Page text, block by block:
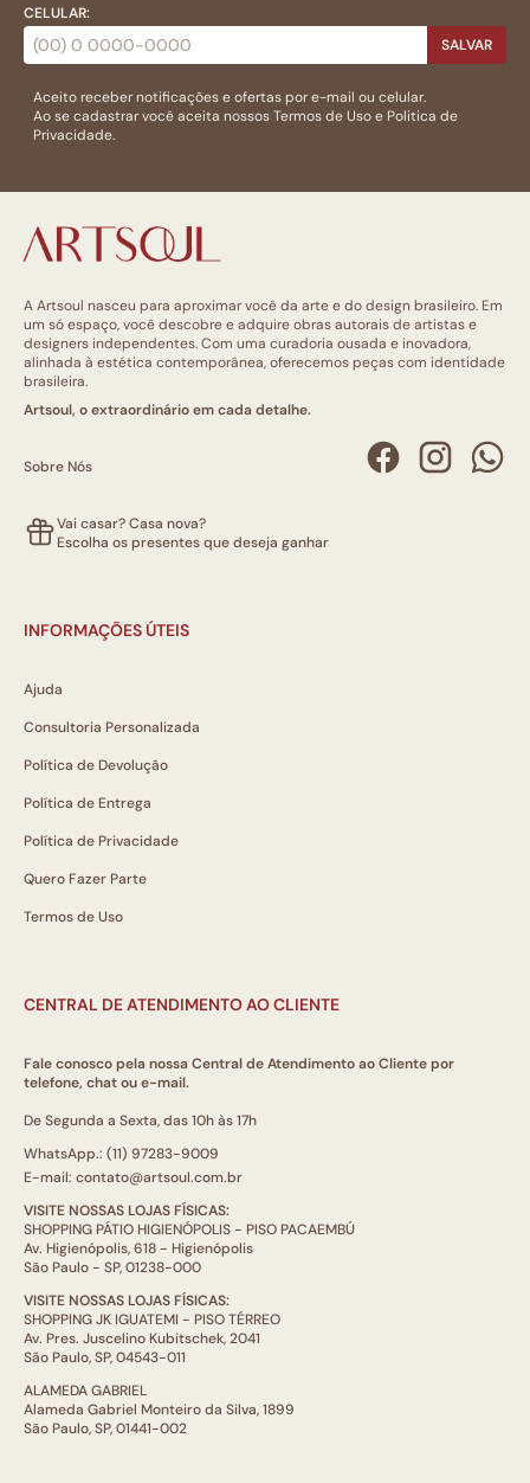
CELULAR:
SALVAR
Aceito receber notificações e ofertas por e-mail ou celular.
Ao se cadastrar você aceita nossosTermos de Usoe Politica de
Privacidade.
A Artsoul nasceu para aproximar você da arte e do design brasileiro. Em
um só espaço, você descobre e adquire obras autorais de artistas e
designers independentes. Com uma curadoria ousada e inovadora,
alinhada à estética contemporânea, oferecemos peças com identidade
brasileira.
Artsoul, o extraordinário em cada detalhe.
Sobre Nós
Vai casar? Casa nova?
Escolha os presentes que deseja ganhar
INFORMAÇÕES ÚTEIS
Ajuda
Consultoria Personalizada
Política de Devolução
Política de Entrega
Política de Privacidade
Quero Fazer Parte
Termos de Uso
CENTRAL DE ATENDIMENTO AO CLIENTE
Fale conosco pela nossa Central de Atendimento ao Cliente por
telefone, chat ou e-mail.
De Segunda a Sexta, das 10h às 17h
WhatsApp.: (11) 97283-9009
E-mail: contato@artsoul.com.br
VISITE NOSSAS LOJAS FÍSICAS:
SHOPPING PÁTIO HIGIENÓPOLIS - PISO PACAEMBÚ
Av. Higienópolis, 618 - Higienópolis
São Paulo - SP, 01238-000
VISITE NOSSAS LOJAS FÍSICAS:
SHOPPING JK IGUATEMI - PISO TÉRREO
Av. Pres. Juscelino Kubitschek, 2041
São Paulo, SP, 04543-011
ALAMEDA GABRIEL
Alameda Gabriel Monteiro da Silva, 1899
São Paulo, SP, 01441-002